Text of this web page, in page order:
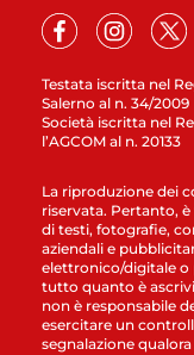
Testata iscritta nel
Salerno al n. 34/2009
Società iscritta nel
l’AGCOM al n. 20133
La riproduzione dei
riservata. Pertanto, è
di testi, fotografie,
aziendali e
elettronico/digitale o
tutto quanto è
non è responsabile
esercitare un
segnalazione